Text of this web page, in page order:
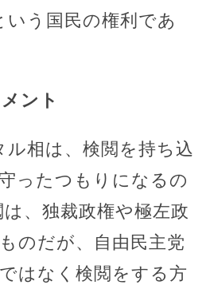
いう国民の権利であ
ント
ル相は、検閲を持ち込
ったつもりになるの
、独裁政権や極左政
のだが、自由民主党
はなく検閲をする方